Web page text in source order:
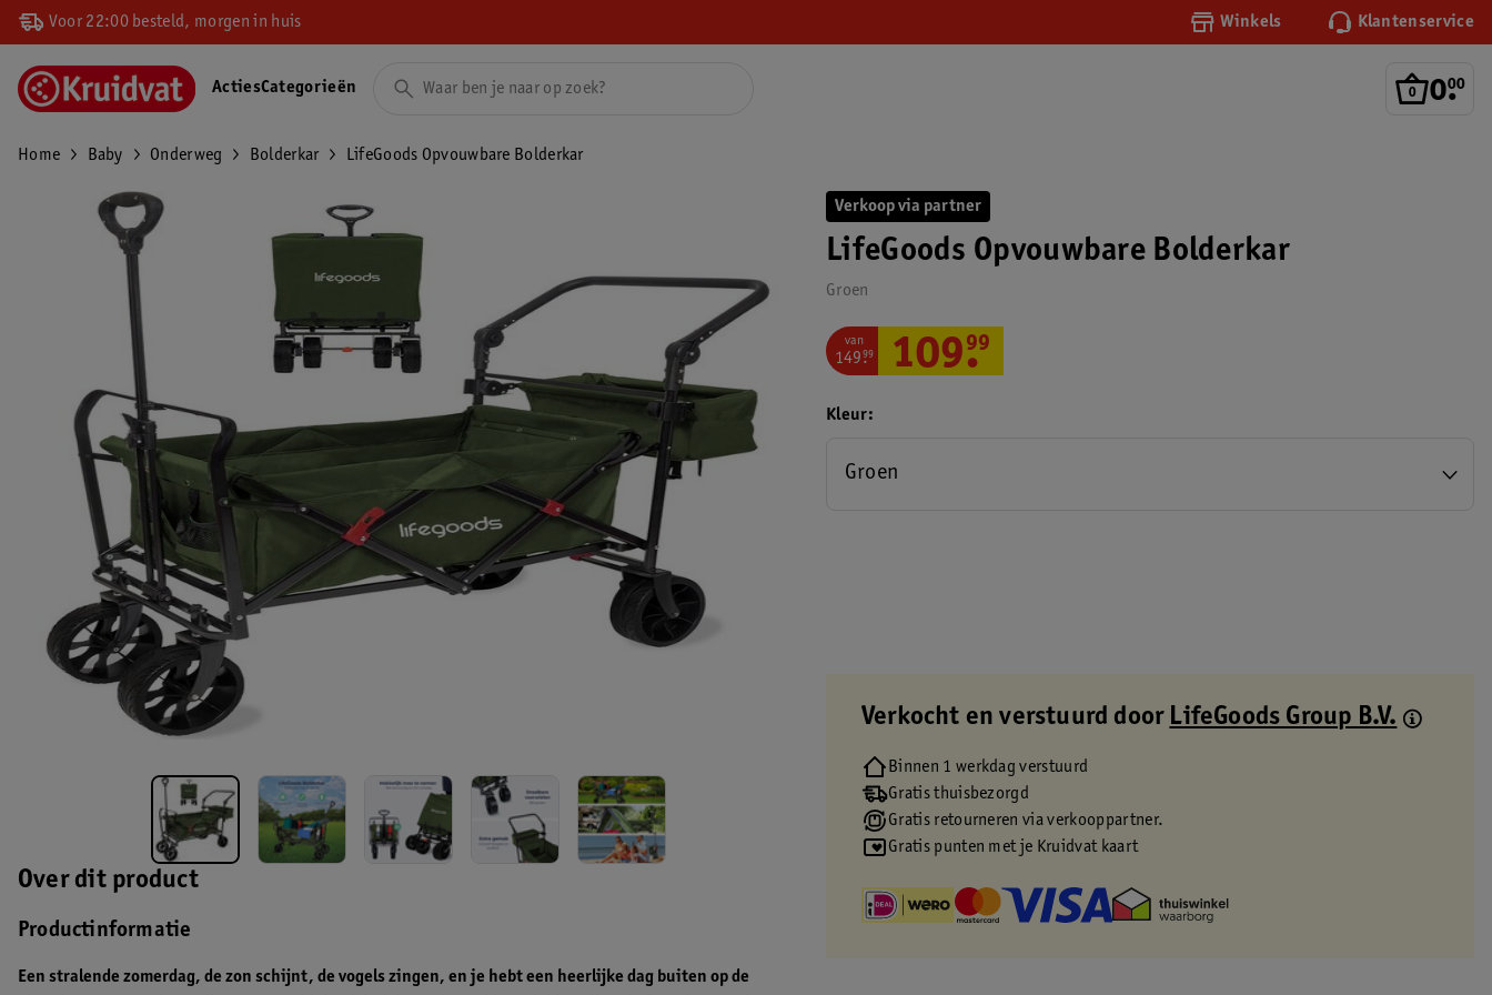
Voor 22:00 besteld, morgen in huis Winkels Klantenservice
0.
00
ActiesCategorieën
Home Baby Onderweg Bolderkar LifeGoods Opvouwbare Bolderkar
Over dit product
Productinformatie
Een stralende zomerdag, de zon schijnt, de vogels zingen, en je hebt een heerlijke dag buiten op de
Verkoop via partner
LifeGoods Opvouwbare Bolderkar
Groen
van
149.
99 109.
99
Kleur
Groen
Verkocht en verstuurd door LifeGoods Group B.V.
Binnen 1 werkdag verstuurd
Gratis thuisbezorgd
Gratis retourneren via verkooppartner.
Gratis punten met je Kruidvat kaart